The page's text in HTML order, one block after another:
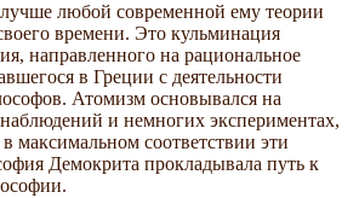
любой современной ему теории
времени. Это кульминация
направленного на рациональное
в Греции с деятельности
Атомизм основывался на
наблюдений и немногих экспериментах,
максимальном соответствии эти
Демокрита прокладывала путь к